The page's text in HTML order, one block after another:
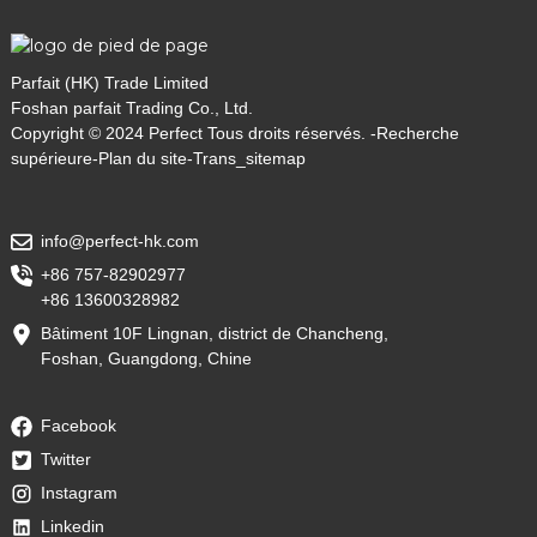
Parfait (HK) Trade Limited
Foshan parfait Trading Co., Ltd.
Copyright © 2024 Perfect Tous droits réservés. -Recherche
supérieure-Plan du site-Trans_sitemap
info@perfect-hk.com
+86 757-82902977
+86 13600328982
Bâtiment 10F Lingnan, district de Chancheng,
Foshan, Guangdong, Chine
Facebook
Twitter
Instagram
Linkedin